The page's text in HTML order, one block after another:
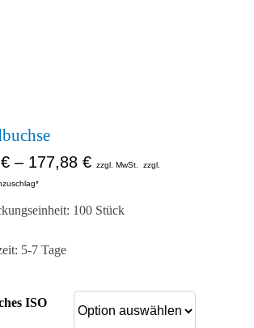
€– 177,88 € zzgl. MwSt. zzgl.
100 Stück
5-7 Tage
ISO